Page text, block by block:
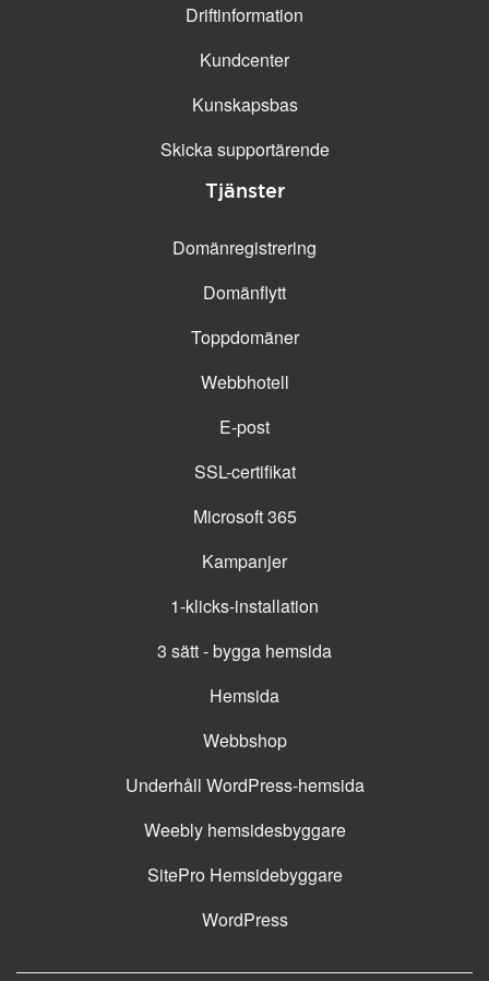
Driftinformation
Kundcenter
Kunskapsbas
Skicka supportärende
Tjänster
Domänregistrering
Domänflytt
Toppdomäner
Webbhotell
E-post
SSL-certifikat
Microsoft 365
Kampanjer
1-klicks-installation
3 sätt - bygga hemsida
Hemsida
Webbshop
Underhåll WordPress-hemsida
Weebly hemsidesbyggare
SitePro Hemsidebyggare
WordPress